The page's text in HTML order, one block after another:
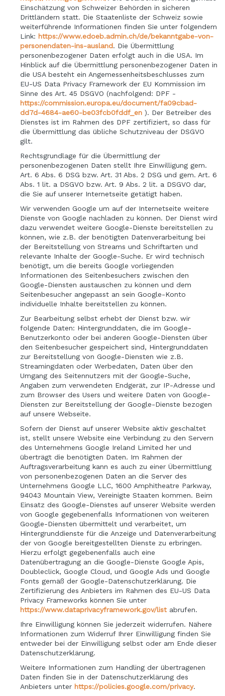
Einschätzung von Schweizer Behörden in sicheren
Drittländern statt. Die Staatenliste der Schweiz sowie
weiterführende Informationen finden Sie unter folgendem
Link: https://www.edoeb.admin.ch/de/bekanntgabe-von-
personendaten-ins-ausland. Die Übermittlung
personenbezogener Daten erfolgt auch in die USA. Im
Hinblick auf die Übermittlung personenbezogener Daten in
die USA besteht ein Angemessenheitsbeschlusses zum
EU-US Data Privacy Framework der EU Kommission im
Sinne des Art. 45 DSGVO (nachfolgend: DPF -
https://commission.europa.eu/document/fa09cbad-
dd7d-4684-ae60-be03fcb0fddf_en ). Der Betreiber des
Dienstes ist im Rahmen des DPF zertifiziert, so dass für
die Übermittlung das übliche Schutzniveau der DSGVO
gilt.
Rechtsgrundlage für die Übermittlung der
personenbezogenen Daten stellt Ihre Einwilligung gem.
Art. 6 Abs. 6 DSG bzw. Art. 31 Abs. 2 DSG und gem. Art. 6
Abs. 1 lit. a DSGVO bzw. Art. 9 Abs. 2 lit. a DSGVO dar,
die Sie auf unserer Internetseite getätigt haben.
Wir verwenden Google um auf der Internetseite weitere
Dienste von Google nachladen zu können. Der Dienst wird
dazu verwendet weitere Google-Dienste bereitstellen zu
können, wie z.B. der benötigten Datenverarbeitung bei
der Bereitstellung von Streams und Schriftarten und
relevante Inhalte der Google-Suche. Er wird technisch
benötigt, um die bereits Google vorliegenden
Informationen des Seitenbesuchers zwischen den
Google-Diensten austauschen zu können und dem
Seitenbesucher angepasst an sein Google-Konto
individuelle Inhalte bereitstellen zu können.
Zur Bearbeitung selbst erhebt der Dienst bzw. wir
folgende Daten: Hintergrunddaten, die im Google-
Benutzerkonto oder bei anderen Google-Diensten über
den Seitenbesucher gespeichert sind, Hintergrunddaten
zur Bereitstellung von Google-Diensten wie z.B.
Streamingdaten oder Werbedaten, Daten über den
Umgang des Seitennutzers mit der Google-Suche,
Angaben zum verwendeten Endgerät, zur IP-Adresse und
zum Browser des Users und weitere Daten von Google-
Diensten zur Bereitstellung der Google-Dienste bezogen
auf unsere Webseite.
Sofern der Dienst auf unserer Website aktiv geschaltet
ist, stellt unsere Website eine Verbindung zu den Servern
des Unternehmens Google Ireland Limited her und
überträgt die benötigten Daten. Im Rahmen der
Auftragsverarbeitung kann es auch zu einer Übermittlung
von personenbezogenen Daten an die Server des
Unternehmens Google LLC, 1600 Amphitheatre Parkway,
94043 Mountain View, Vereinigte Staaten kommen. Beim
Einsatz des Google-Dienstes auf unserer Website werden
von Google gegebenenfalls Informationen von weiteren
Google-Diensten übermittelt und verarbeitet, um
Hintergrunddienste für die Anzeige und Datenverarbeitung
der von Google bereitgestellten Dienste zu erbringen.
Hierzu erfolgt gegebenenfalls auch eine
Datenübertragung an die Google-Dienste Google Apis,
Doubleclick, Google Cloud, und Google Ads und Google
Fonts gemäß der Google-Datenschutzerklärung. Die
Zertifizierung des Anbieters im Rahmen des EU-US Data
Privacy Frameworks können Sie unter
https://www.dataprivacyframework.gov/list abrufen.
Ihre Einwilligung können Sie jederzeit widerrufen. Nähere
Informationen zum Widerruf Ihrer Einwilligung finden Sie
entweder bei der Einwilligung selbst oder am Ende dieser
Datenschutzerklärung.
Weitere Informationen zum Handling der übertragenen
Daten finden Sie in der Datenschutzerklärung des
Anbieters unter https://policies.google.com/privacy.